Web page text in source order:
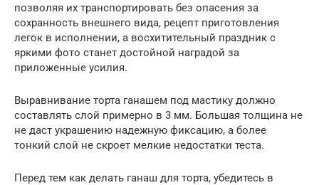
позволяя их транспортировать без опасения за
сохранность внешнего вида, рецепт приготовления
легок в исполнении, а восхитительный праздник с
яркими фото станет достойной наградой за
приложенные усилия.
Выравнивание торта ганашем под мастику должно
составлять слой примерно в 3 мм. Большая толщина не
не даст украшению надежную фиксацию, а более
тонкий слой не скроет мелкие недостатки теста.
Перед тем как делать ганаш для торта, убедитесь в